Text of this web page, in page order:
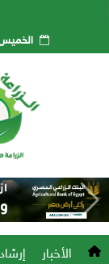
الأخبار